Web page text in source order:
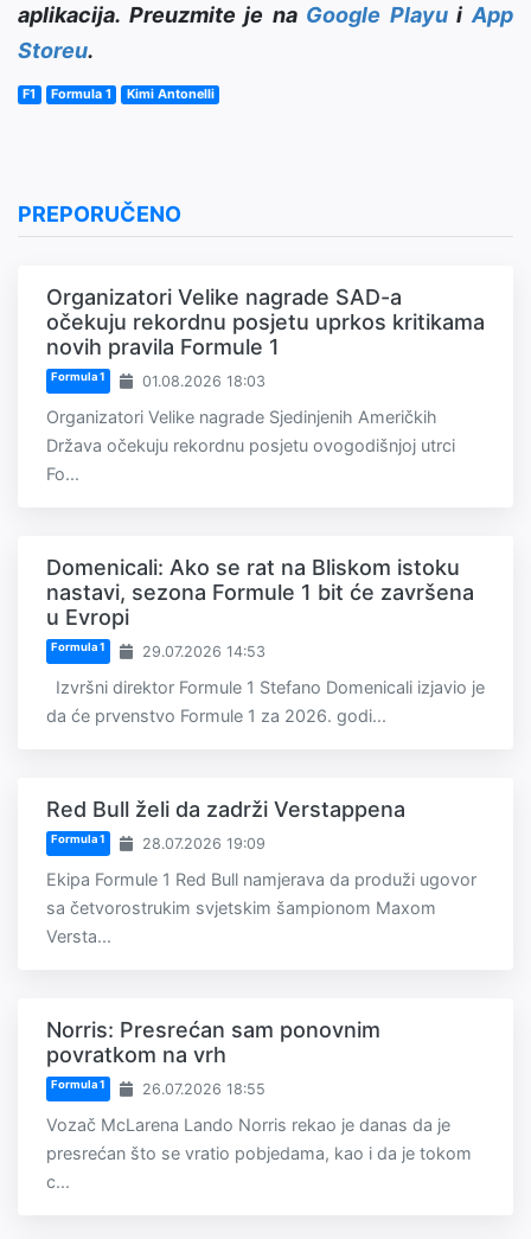
aplikacija. Preuzmite je na Google PlayuiApp
Storeu.
F1 Formula 1 Kimi Antonelli
PREPORUČENO
Organizatori Velike nagrade SAD-a
očekuju rekordnu posjetu uprkos kritikama
novih pravila Formule 1
Formula 1 01.08.2026 18:03
Organizatori Velike nagrade Sjedinjenih Američkih
Država očekuju rekordnu posjetu ovogodišnjoj utrci
Fo...
Domenicali: Ako se rat na Bliskom istoku
nastavi, sezona Formule 1 bit će završena
u Evropi
Formula 1 29.07.2026 14:53
Izvršni direktor Formule 1 Stefano Domenicali izjavio je
da će prvenstvo Formule 1 za 2026. godi...
Red Bull želi da zadrži Verstappena
Formula 1 28.07.2026 19:09
Ekipa Formule 1 Red Bull namjerava da produži ugovor
sa četvorostrukim svjetskim šampionom Maxom
Versta...
Norris: Presrećan sam ponovnim
povratkom na vrh
Formula 1 26.07.2026 18:55
Vozač McLarena Lando Norris rekao je danas da je
presrećan što se vratio pobjedama, kao i da je tokom
c...